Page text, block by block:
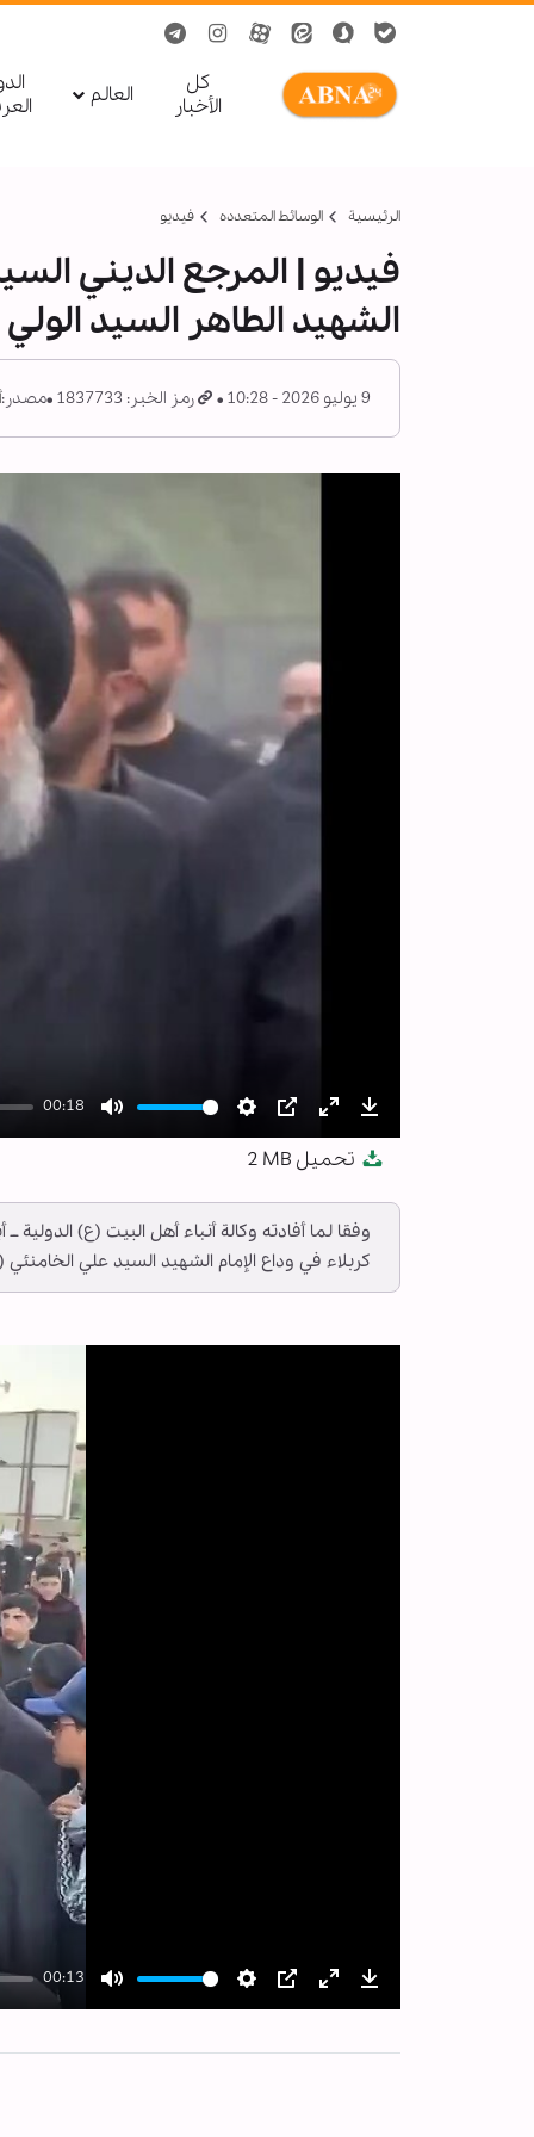
کل
الأخبار
العالم
الرئيسية الوسائط المتعدده فیدیو
فيديو | المرجع الديني
الشهيد الطاهر السيد الولي
9 يوليو 2026 - 10:28 رمز الخبر: 1837733 مصدر:
00:18
Mute Settings
PIP Enter
fullscreen
Download
تحميل 2 MB
وفقا لما أفادته وكالة أنباء أهل البيت (ع)
كربلاء في وداع الإمام الشهيد السيد علي
00:13
Mute Settings
PIP EnterDownload